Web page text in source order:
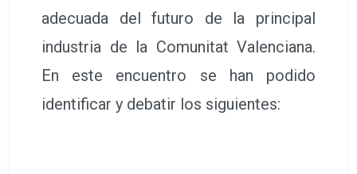
adecuada del futuro de la principal
industria de la Comunitat Valenciana.
En este encuentro se han podido
identificar y debatir los siguientes: